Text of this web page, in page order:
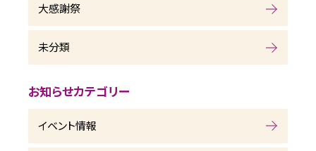
大感謝祭
未分類
お知らせカテゴリー
イベント情報